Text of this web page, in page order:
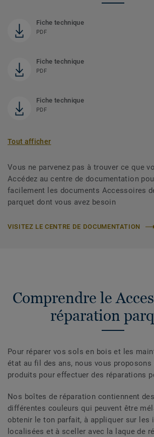
Fiche technique
PDF
Fiche technique
PDF
Fiche technique
PDF
Tout afficher
Vous ne parvenez pas à trouver ce que
Accédez au centre de documentation
facilement les documents Accessoires
parquet dont vous avez besoin
VISITEZ LE CENTRE DE DOCUMENTATION
Comprendre le
réparation
Pour réparer vos sols en bois et les
état au fil des ans, nous vous proposons
produits pour effectuer des réparations
Nos boîtes de réparation contiennent
différentes couleurs qui peuvent être
obtenir le ton parfait, à appliquer sur les
localisées et à sceller avec la laque de